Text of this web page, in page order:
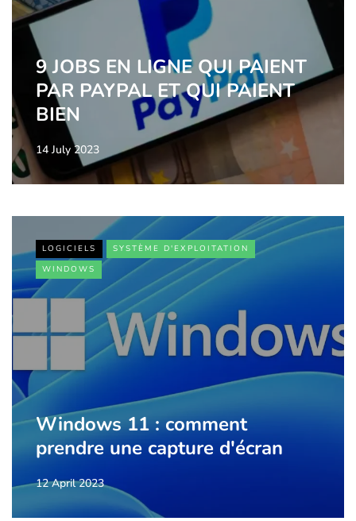
9 JOBS EN LIGNE QUI PAIENT
PAR PAYPAL ET QUI PAIENT
BIEN
14 July 2023
LOGICIELS
SYSTÈME D'EXPLOITATION
WINDOWS
Windows 11 : comment
prendre une capture d'écran
12 April 2023